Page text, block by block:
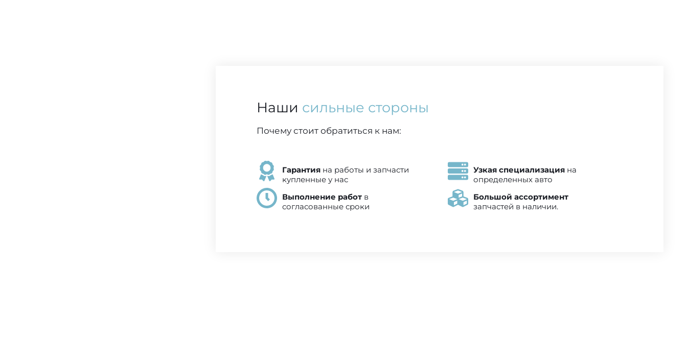
Наши сильные стороны
Почему стоит обратиться к нам:
Гарантия на работы и запчасти
купленные у нас
Выполнение работв
согласованные сроки
Узкая специализацияна
определенных авто
Большой ассортимент
запчастей в наличии.